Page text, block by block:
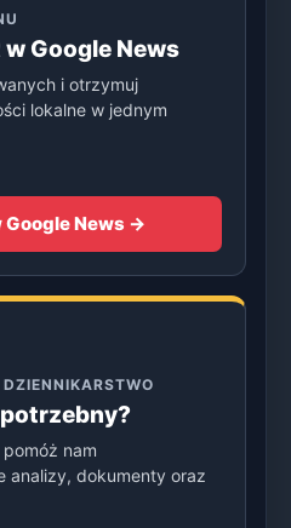
w Google News
i otrzymuj
lokalne w jednym
News →
potrzebny?
nam
analizy, dokumenty oraz